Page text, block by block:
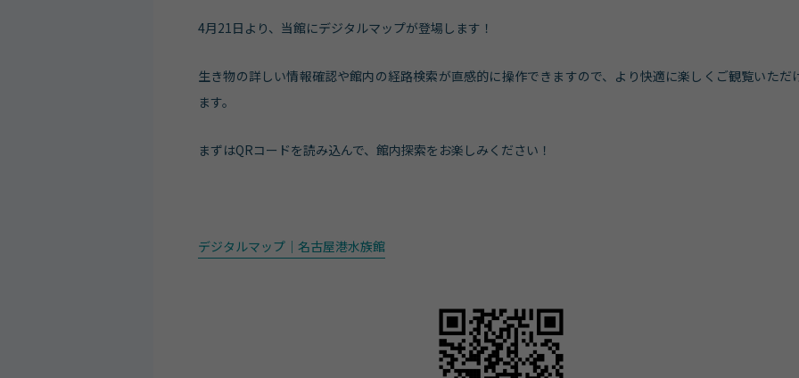
4月21日より、当館にデジタルマップが登場します！
生き物の詳しい情報確認や館内の経路検索が直感的に操作できますので、より快適に楽しくご観覧いただ
ます。
まずはQRコードを読み込んで、館内探索をお楽しみください！
デジタルマップ｜名古屋港水族館